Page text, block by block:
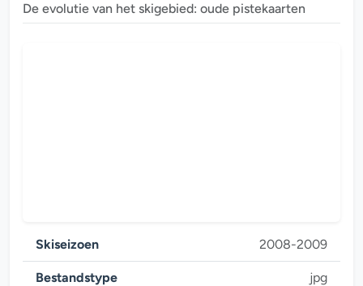
De evolutie van het skigebied: oude pistekaarten
Skiseizoen 2008-2009
Bestandstype jpg